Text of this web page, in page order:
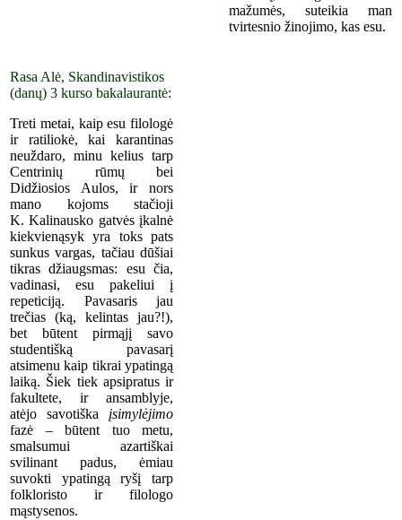
mažumės, suteikia man
tvirtesnio žinojimo, kas esu.
Rasa Alė, Skandinavistikos
(danų) 3 kurso bakalaurantė:
Treti metai, kaip esu filologė
ir ratiliokė, kai karantinas
neuždaro, minu kelius tarp
Centrinių rūmų bei
Didžiosios Aulos, ir nors
mano kojoms stačioji
K. Kalinausko gatvės įkalnė
kiekvienąsyk yra toks pats
sunkus vargas, tačiau dūšiai
tikras džiaugsmas: esu čia,
vadinasi, esu pakeliui į
repeticiją. Pavasaris jau
trečias (ką, kelintas jau?!),
bet būtent pirmąjį savo
studentišką pavasarį
atsimenu kaip tikrai ypatingą
laiką. Šiek tiek apsipratus ir
fakultete, ir ansamblyje,
atėjo savotiška įsimylėjimo
fazė – būtent tuo metu,
smalsumui azartiškai
svilinant padus, ėmiau
suvokti ypatingą ryšį tarp
folkloristo ir filologo
mąstysenos.